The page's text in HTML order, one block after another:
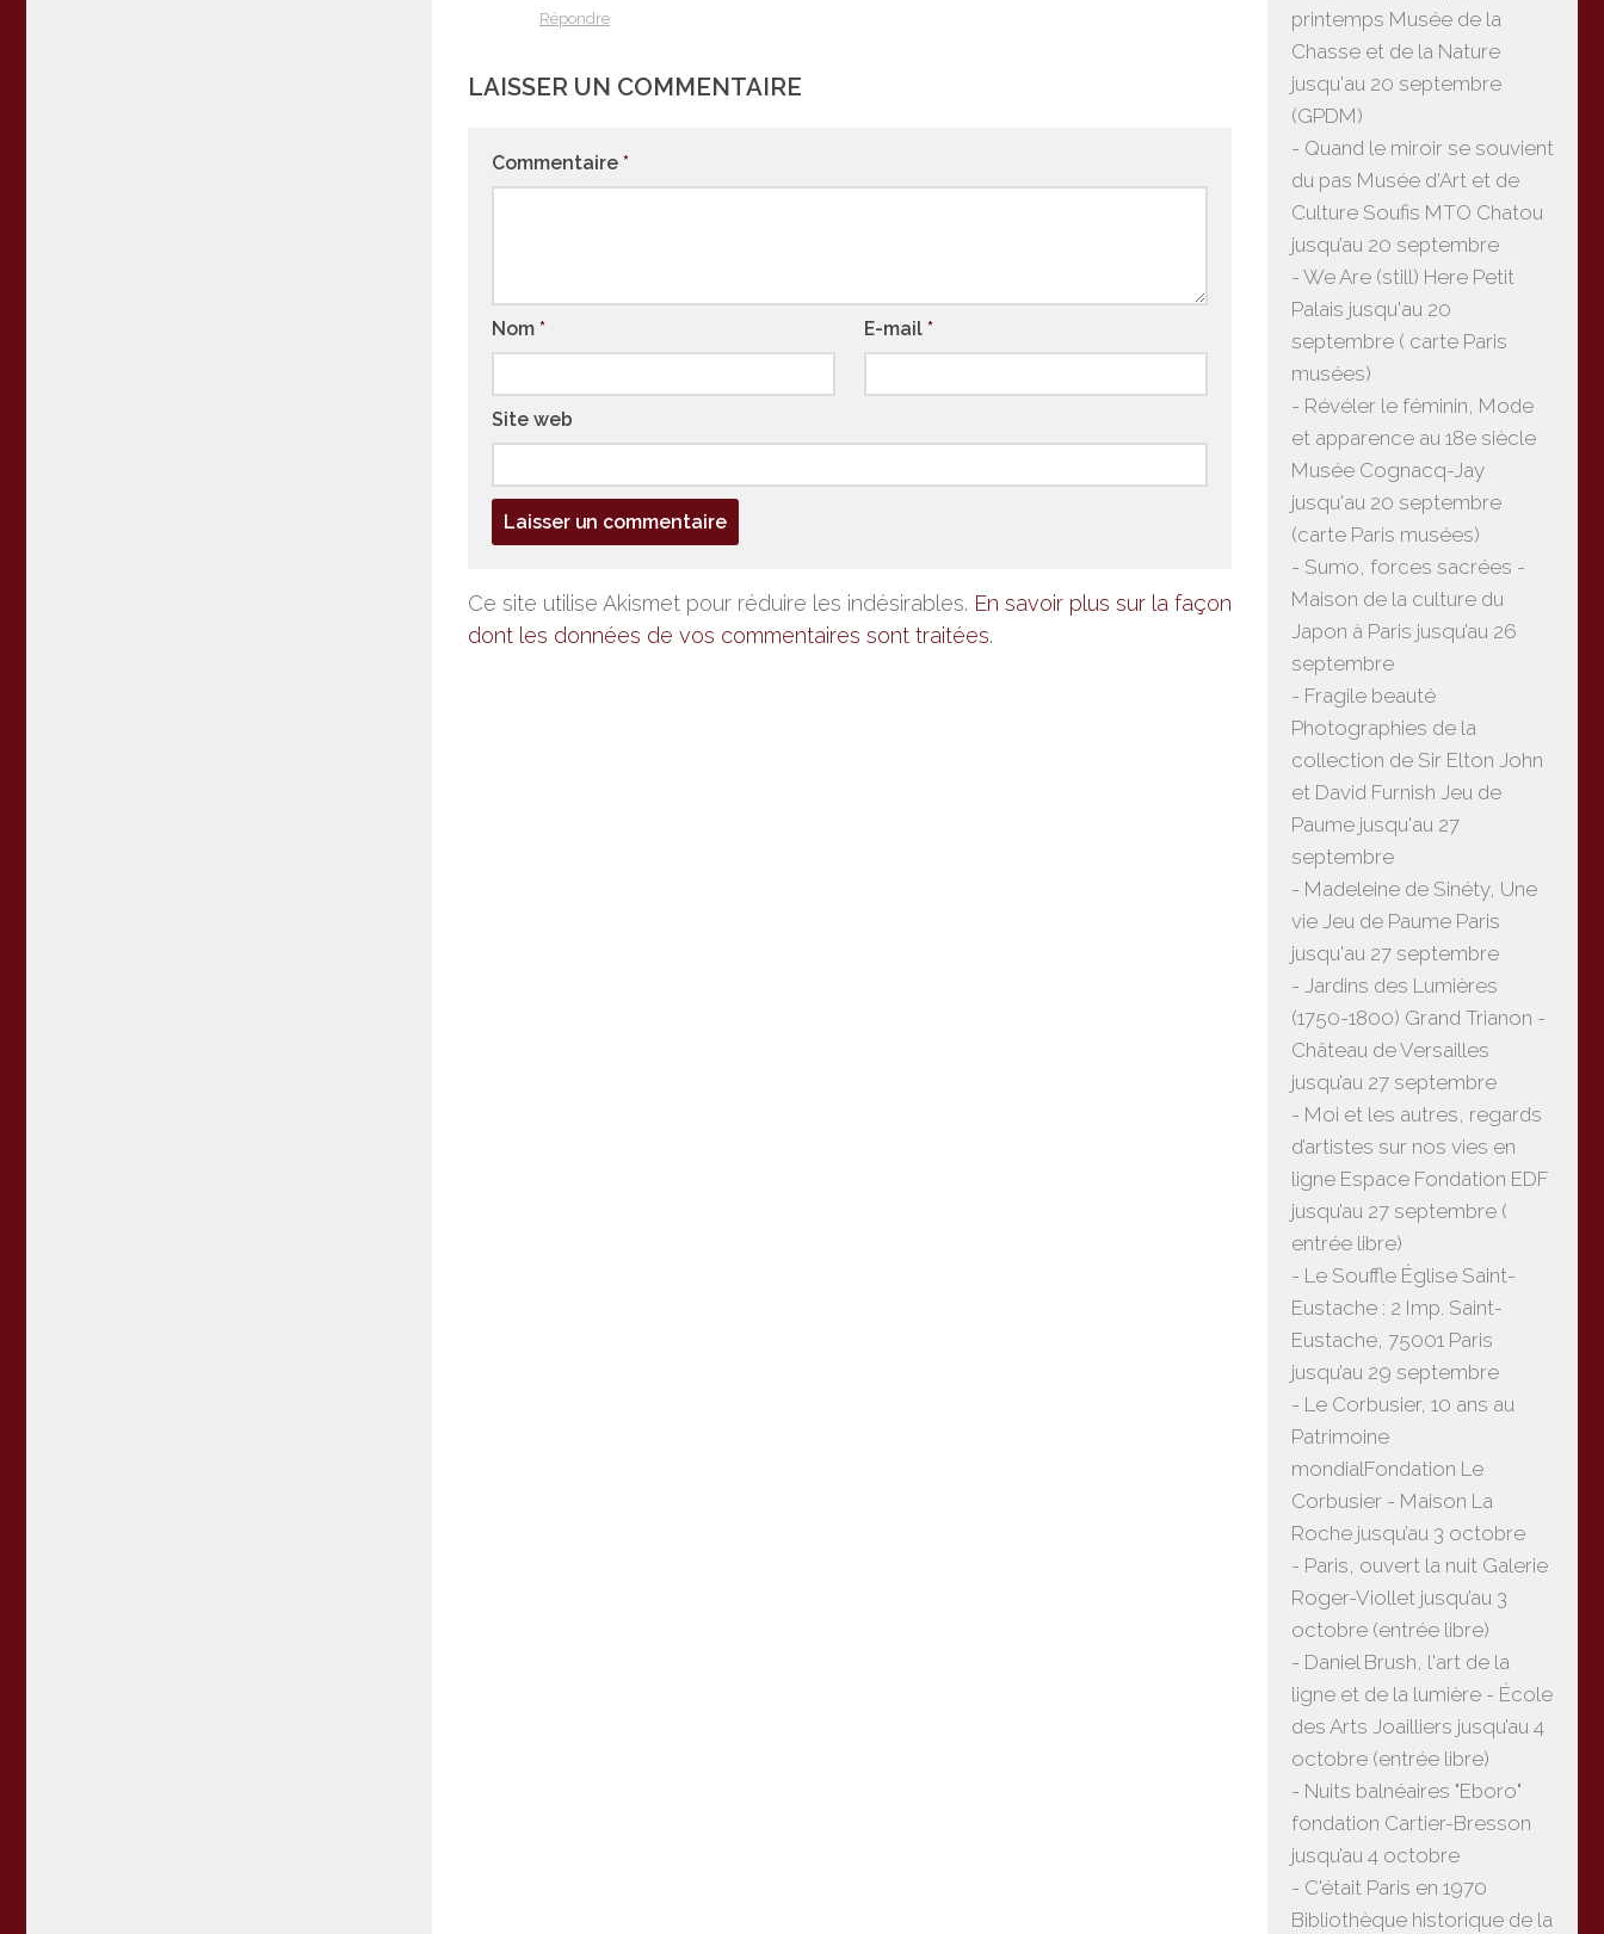
Répondre
LAISSER UN COMMENTAIRE
Commentaire *
Nom * E-mail *
Site web
Ce site utilise Akismet pour réduire les indésirables. En savoir plus sur la façon
dont les données de vos commentaires sont traitées.
printemps Musée de la
Chasse et de la Nature
jusqu'au 20 septembre
(GPDM)
- Quand le miroir se souvient
du pas Musée d'Art et de
Culture Soufis MTO Chatou
jusqu’au 20 septembre
- We Are (still) Here Petit
Palais jusqu'au 20
septembre ( carte Paris
musées)
- Révéler le féminin, Mode
et apparence au 18e siècle
Musée Cognacq-Jay
jusqu'au 20 septembre
(carte Paris musées)
- Sumo, forces sacrées -
Maison de la culture du
Japon à Paris jusqu’au 26
septembre
- Fragile beauté
Photographies de la
collection de Sir Elton John
et David Furnish Jeu de
Paume jusqu'au 27
septembre
- Madeleine de Sinéty, Une
vie Jeu de Paume Paris
jusqu'au 27 septembre
- Jardins des Lumières
(1750-1800) Grand Trianon -
Château de Versailles
jusqu’au 27 septembre
- Moi et les autres, regards
d’artistes sur nos vies en
ligne Espace Fondation EDF
jusqu’au 27 septembre (
entrée libre)
- Le Souffle Église Saint-
Eustache : 2 Imp. Saint-
Eustache, 75001 Paris
jusqu’au 29 septembre
- Le Corbusier, 10 ans au
Patrimoine
mondialFondation Le
Corbusier - Maison La
Roche jusqu’au 3 octobre
- Paris, ouvert la nuit Galerie
Roger-Viollet jusqu’au 3
octobre (entrée libre)
- Daniel Brush, l'art de la
ligne et de la lumière - École
des Arts Joailliers jusqu’au 4
octobre (entrée libre)
- Nuits balnéaires "Eboro"
fondation Cartier-Bresson
jusqu’au 4 octobre
- C'était Paris en 1970
Bibliothèque historique de la